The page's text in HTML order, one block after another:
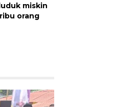
miskin
orang